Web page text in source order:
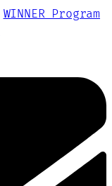
WINNER Program